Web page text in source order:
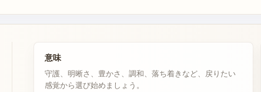
意味
守護、明晰さ、豊かさ、調和、落ち着きなど、戻りたい
感覚から選び始めましょう。